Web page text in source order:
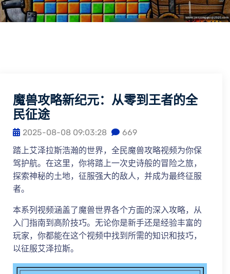
魔兽攻略新纪元：从零到王者的全
民征途
2025-08-08 09:03:28
669
踏上艾泽拉斯浩瀚的世界，全民魔兽攻略视频为你保
驾护航。在这里，你将踏上一次史诗般的冒险之旅，
探索神秘的土地，征服强大的敌人，并成为最终征服
者。
本系列视频涵盖了魔兽世界各个方面的深入攻略，从
入门指南到高阶技巧。无论你是新手还是经验丰富的
玩家，你都能在这个视频中找到所需的知识和技巧，
以征服艾泽拉斯。